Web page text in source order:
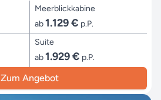
Meerblickkabine
ab1.129 € p.P.
Suite
ab1.929 € p.P.
Zum Angebot